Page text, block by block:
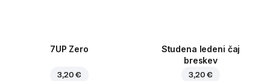
7UP Zero
3,20 €
Studena ledeni čaj
breskev
3,20 €